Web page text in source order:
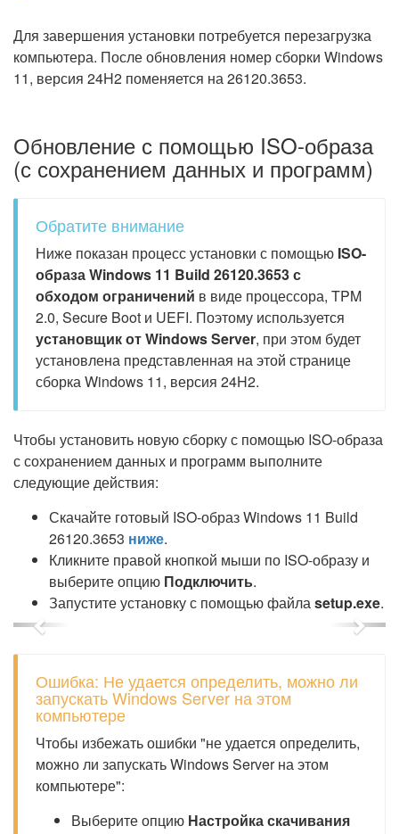
Для завершения установки потребуется перезагрузка
компьютера. После обновления номер сборки Windows
11, версия 24H2 поменяется на 26120.3653.
Обновление с помощью ISO-образа
(с сохранением данных и программ)
Обратите внимание
Ниже показан процесс установки с помощью ISO-
образа Windows 11 Build 26120.3653 с
обходом ограничений в виде процессора, TPM
2.0, Secure Boot и UEFI. Поэтому используется
установщик от Windows Server, при этом будет
установлена представленная на этой странице
сборка Windows 11, версия 24H2.
Чтобы установить новую сборку с помощью ISO-образа
с сохранением данных и программ выполните
следующие действия:
Скачайте готовый ISO-образ Windows 11 Build
26120.3653 ниже.
Кликните правой кнопкой мыши по ISO-образу и
выберите опцию Подключить.
Запустите установку с помощью файлаsetup.exe.
Previous Next
Ошибка: Не удается определить, можно ли
запускать Windows Server на этом
компьютере
Чтобы избежать ошибки "не удается определить,
можно ли запускать Windows Server на этом
компьютере":
Выберите опцию Настройка скачивания